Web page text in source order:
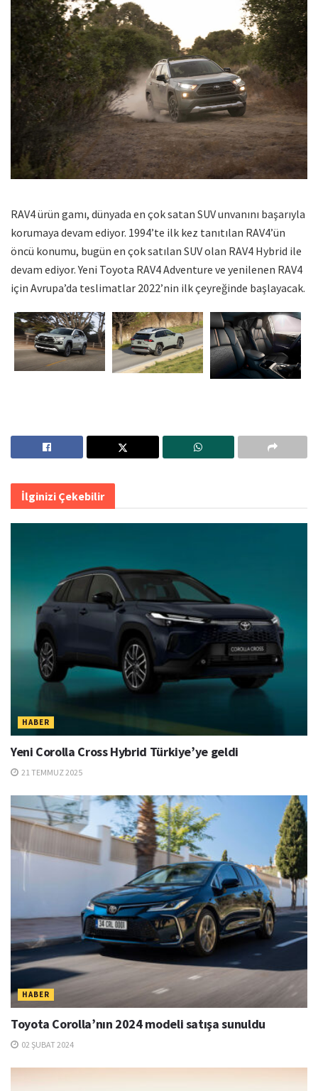
RAV4 ürün gamı, dünyada en çok satan SUV unvanını başarıyla
korumaya devam ediyor. 1994’te ilk kez tanıtılan RAV4’ün
öncü konumu, bugün en çok satılan SUV olan RAV4 Hybrid ile
devam ediyor. Yeni Toyota RAV4 Adventure ve yenilenen RAV4
için Avrupa’da teslimatlar 2022’nin ilk çeyreğinde başlayacak.
İlginizi Çekebilir
HABER
Yeni Corolla Cross Hybrid Türkiye’ye geldi
21 TEMMUZ 2025
HABER
Toyota Corolla’nın 2024 modeli satışa sunuldu
02 ŞUBAT 2024